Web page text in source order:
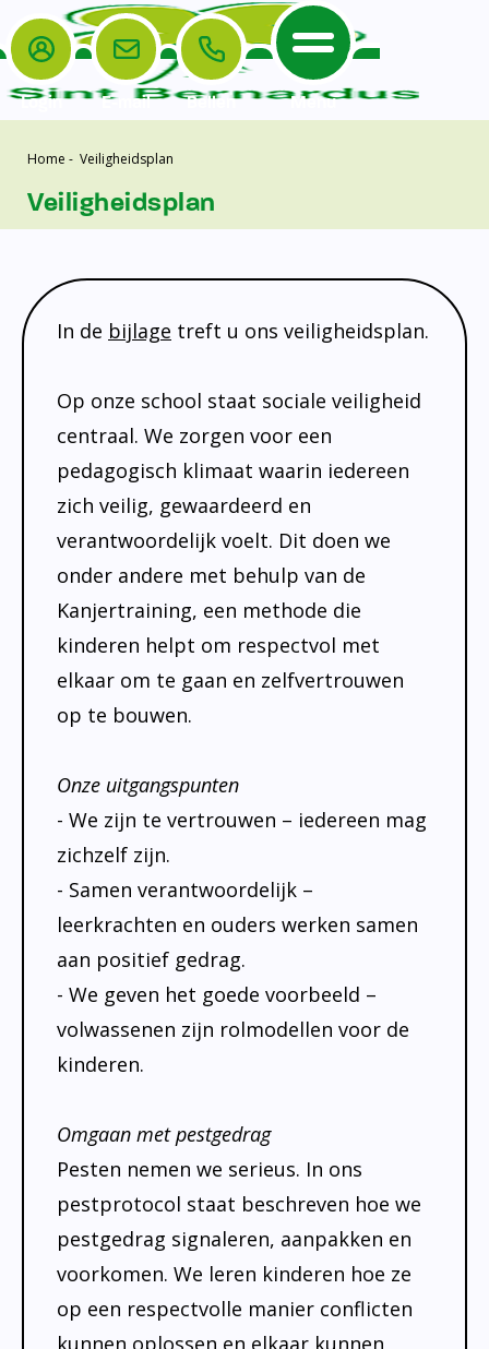
Home
De School
De School
Missie en visie
Veiligheidsplan
Onderwijs
Leerlingenzorg
Leerlingenzorg
Kanjertraining
Doorstroomtoets
Centrum Jeugd en Gezin
Schoollogopedie
schoolondersteuningsprofiel
Schooltijden
Absentie
Vakanties
Aanmelden
Schoolgids
Gezonde school
Kinderopvang
Routebeschrijving
Privacy
Het Team
Ouders
Ouders
Voorschoolse en naschoolse opvang
TussenSchoolse Opvang (TSO)
Ouderraad (OR)
Formulieren
Klachtenregeling
Login E-mail Bellen Menu
Home - Veiligheidsplan
Veiligheidsplan
In de bijlage treft u ons veiligheidsplan.
Op onze school staat sociale veiligheid
centraal. We zorgen voor een
pedagogisch klimaat waarin iedereen
zich veilig, gewaardeerd en
verantwoordelijk voelt. Dit doen we
onder andere met behulp van de
Kanjertraining, een methode die
kinderen helpt om respectvol met
elkaar om te gaan en zelfvertrouwen
op te bouwen.
Onze uitgangspunten
- We zijn te vertrouwen – iedereen mag
zichzelf zijn.
- Samen verantwoordelijk –
leerkrachten en ouders werken samen
aan positief gedrag.
- We geven het goede voorbeeld –
volwassenen zijn rolmodellen voor de
kinderen.
Omgaan met pestgedrag
Pesten nemen we serieus. In ons
pestprotocol staat beschreven hoe we
pestgedrag signaleren, aanpakken en
voorkomen. We leren kinderen hoe ze
op een respectvolle manier conflicten
kunnen oplossen en elkaar kunnen